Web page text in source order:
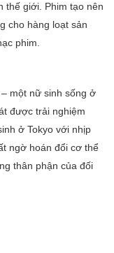
thế giới. Phim tạo nên
cho hàng loạt sản
phim.
một nữ sinh sống ở
được trải nghiệm
ở Tokyo với nhịp
ngờ hoán đổi cơ thể
thân phận của đối